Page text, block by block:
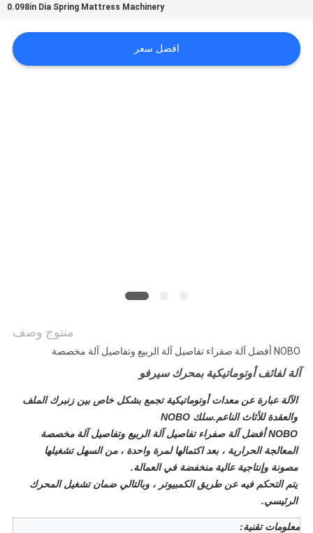
VR
0.098in Dia Spring Mattress Machinery
افضل سعر
منتوج وصف
NOBO أفضل آلة صفراء تفاصيل آلة الربيع وتفاصيل آلة مخصصة
آلة لفائف أوتوماتيكية بمحرك سيرفو
الآلة عبارة عن معدات أوتوماتيكية تجمع بشكل خاص بين زنبرك الملف
والعقدة للأثاث الناعم.سلك NOBO
NOBO أفضل آلة صفراء تفاصيل آلة الربيع وتفاصيل آلة مخصصة
المعالجة الحرارية ، بعد اكتمالها لمرة واحدة ، من السهل تشغيلها
مصونة وإنتاجية عالية منخفضة في العمالة.
يتم التحكم فيه عن طريق الكمبيوتر ، وبالتالي ضمان تشغيل المحرك
الرئيسي.
معلومات تقنية: